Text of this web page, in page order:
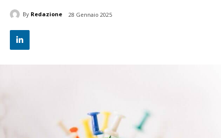
By Redazione 28 Gennaio 2025